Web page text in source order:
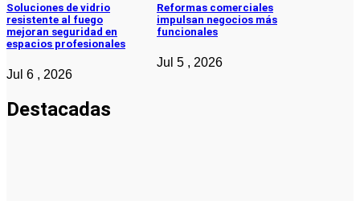
Soluciones de vidrio
resistente al fuego
mejoran seguridad en
espacios profesionales
Jul 6 , 2026
Reformas comerciales
impulsan negocios más
funcionales
Jul 5 , 2026
Destacadas